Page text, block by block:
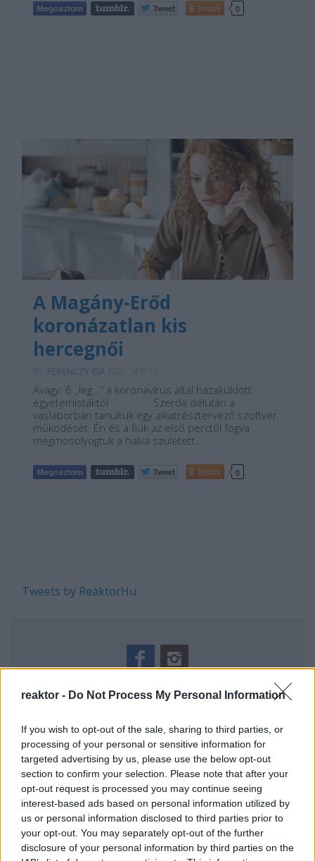
reaktor - Do Not Process My Personal Information
If you wish to opt-out of the sale, sharing to third parties, or
processing of your personal or sensitive information for
targeted advertising by us, please use the below opt-out
section to confirm your selection. Please note that after your
opt-out request is processed you may continue seeing
interest-based ads based on personal information utilized by
us or personal information disclosed to third parties prior to
your opt-out. You may separately opt-out of the further
disclosure of your personal information by third parties on the
Tetszik 0
A Magány-Erőd
koronázatlan kis
hercegnői
FERENCZY IDA
Avagy: 6 „leg…” a koronavírus által hazaküldött
egyetemistáktól Szerda délután a
vaslaborban tanultuk egy alkatrésztervező szoftver
működését. Én és a fiúk az első perctől fogva
megmosolyogtuk a halva született…
Tetszik 0
Tweets by ReaktorHu
REAKTOR
LEGNÉPSZERŰBB
Manaus: a dzsungel szívének városa
Magyarország rejtett gyöngyszemei
Az egygyermekes politika és Kína gazdasági
kihívásai
Mik alakítják a gondolkodásod? Avagy a kognitív
torzítások